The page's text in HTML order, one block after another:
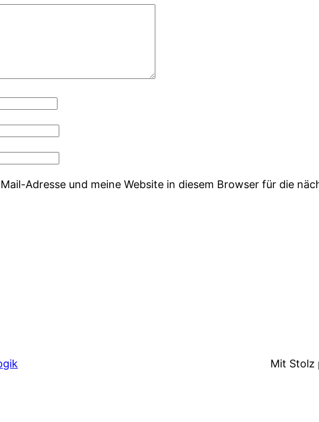
Adresse und meine Website in diesem Browser für die
Mit